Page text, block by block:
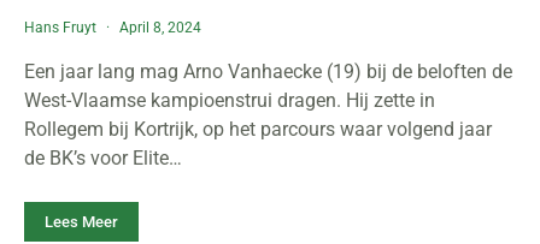
Hans Fruyt April 8, 2024
Een jaar lang mag Arno Vanhaecke (19) bij de beloften de
West-Vlaamse kampioenstrui dragen. Hij zette in
Rollegem bij Kortrijk, op het parcours waar volgend jaar
de BK’s voor Elite…
Lees Meer